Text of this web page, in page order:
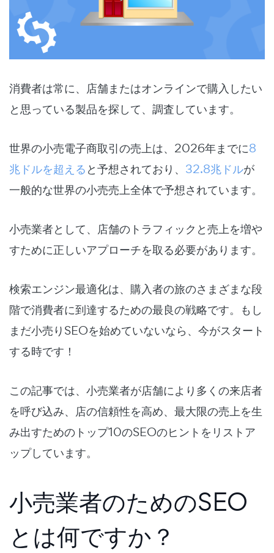
消費者は常に、店舗またはオンラインで購入したい
と思っている製品を探して、調査しています。
世界の小売電子商取引の売上は、2026年までに8
兆ドルを超えると予想されており、 32.8兆ドルが
一般的な世界の小売売上全体で予想されています。
小売業者として、店舗のトラフィックと売上を増や
すために正しいアプローチを取る必要があります。
検索エンジン最適化は、購入者の旅のさまざまな段
階で消費者に到達するための最良の戦略です。 もし
まだ小売りSEOを始めていないなら、今がスタート
する時です！
この記事では、小売業者が店舗により多くの来店者
を呼び込み、店の信頼性を高め、最大限の売上を生
み出すためのトップ10のSEOのヒントをリストア
ップしています。
小売業者のためのSEO
とは何ですか？